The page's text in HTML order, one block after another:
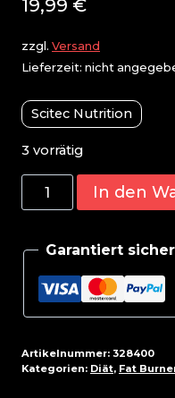
19,99 €
zzgl. Versand
Lieferzeit: nicht
Scitec Nutrition
3 vorrätig
Scitec
HCA-
100
Kapsel
Menge
In den
Garantiert
Artikelnummer: 328400
Kategorien: Diät, Fat